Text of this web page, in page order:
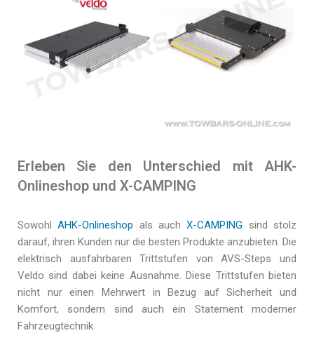
Erleben Sie den Unterschied mit AHK-
Onlineshop und X-CAMPING
SowohlAHK-Onlineshop als auchX-CAMPING sind stolz
darauf, ihren Kunden nur die besten Produkte anzubieten. Die
elektrisch ausfahrbaren Trittstufen von AVS-Steps und
Veldo sind dabei keine Ausnahme. Diese Trittstufen bieten
nicht nur einen Mehrwert in Bezug auf Sicherheit und
Komfort, sondern sind auch ein Statement moderner
Fahrzeugtechnik.